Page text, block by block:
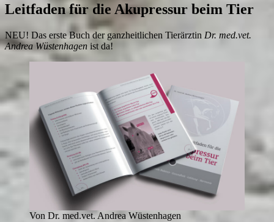
Leitfaden für die Akupressur beim Tier
NEU! Das erste Buch der ganzheitlichen Tierärztin Dr. med.vet.
Andrea Wüstenhagen ist da!
Von Dr. med.vet. Andrea Wüstenhagen